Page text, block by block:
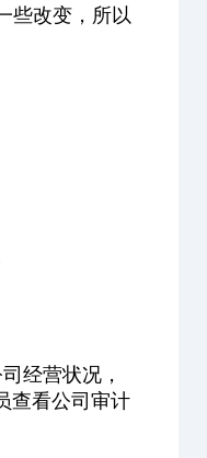
些改变，所以
经营状况，
查看公司审计